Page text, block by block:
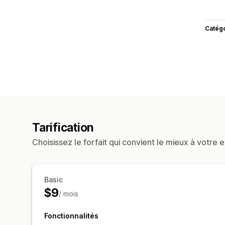
Tarification
Choisissez le forfait qui convient le mieux à votre
Basic
$9/ mois
Fonctionnalités